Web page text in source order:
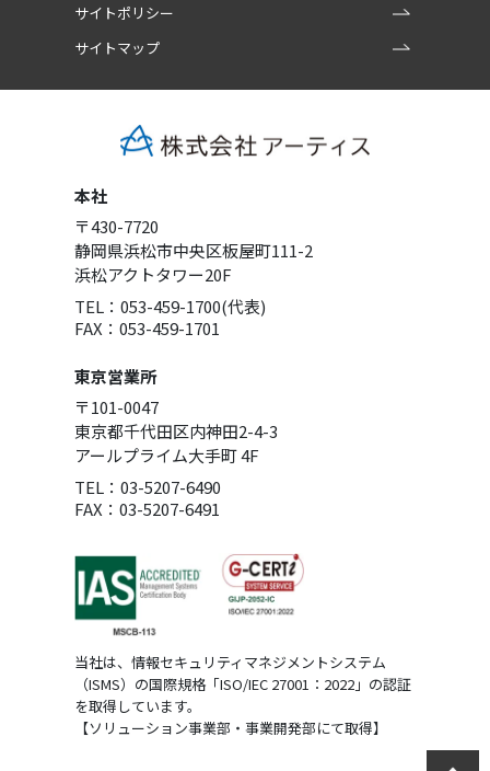
サイトポリシー
サイトマップ
本社
〒430-7720
静岡県浜松市中央区板屋町111-2
浜松アクトタワー20F
TEL：053-459-1700(代表)
FAX：053-459-1701
東京営業所
〒101-0047
東京都千代田区内神田2-4-3
アールプライム大手町 4F
TEL：03-5207-6490
FAX：03-5207-6491
当社は、情報セキュリティマネジメントシステム
（ISMS）の国際規格「ISO/IEC 27001：2022」の認証
を取得しています。
【ソリューション事業部・事業開発部にて取得】